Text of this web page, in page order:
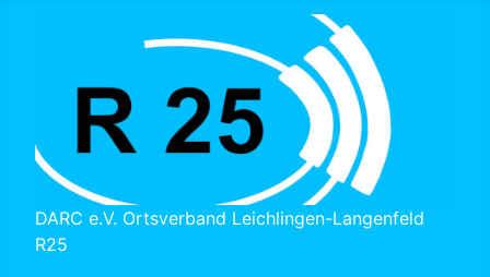
DARC e.V. Ortsverband Leichlingen-Langenfeld
R25